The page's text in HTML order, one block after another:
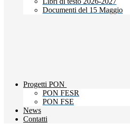
Documenti del 15 Maggio
Progetti PON
PON FESR
PON FSE
News
Contatti